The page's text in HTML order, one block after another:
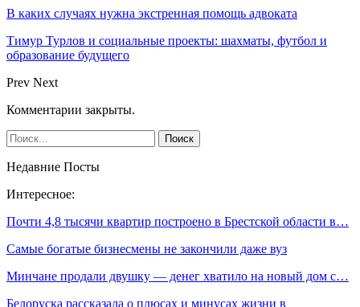
В каких случаях нужна экстренная помощь адвоката
Тимур Турлов и социальные проекты: шахматы, футбол и
образование будущего
Prev Next
Комментарии закрыты.
Недавние Посты
Интересное:
Почти 4,8 тысячи квартир построено в Брестской области в…
Самые богатые бизнесмены не закончили даже вуз
Минчане продали двушку — денег хватило на новый дом с…
Белоруска рассказала о плюсах и минусах жизни в